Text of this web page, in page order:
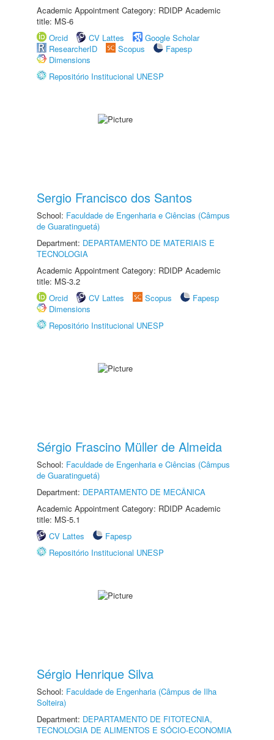
Academic Appointment Category: RDIDP Academic
title: MS-6
Orcid
CV Lattes
Google Scholar
ResearcherID
Scopus
Fapesp
Dimensions
Repositório Institucional UNESP
Sergio Francisco dos Santos
School: Faculdade de Engenharia e Ciências (Câmpus
de Guaratinguetá)
Department: DEPARTAMENTO DE MATERIAIS E
TECNOLOGIA
Academic Appointment Category: RDIDP Academic
title: MS-3.2
Orcid
CV Lattes Scopus
Fapesp
Dimensions
Repositório Institucional UNESP
Sérgio Frascino Müller de Almeida
School: Faculdade de Engenharia e Ciências (Câmpus
de Guaratinguetá)
Department: DEPARTAMENTO DE MECÂNICA
Academic Appointment Category: RDIDP Academic
title: MS-5.1
CV Lattes
Fapesp
Repositório Institucional UNESP
Sérgio Henrique Silva
School: Faculdade de Engenharia (Câmpus de Ilha
Solteira)
Department: DEPARTAMENTO DE FITOTECNIA,
TECNOLOGIA DE ALIMENTOS E SÓCIO-ECONOMIA